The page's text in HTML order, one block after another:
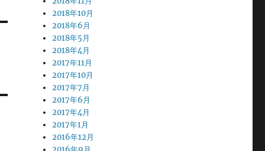
2018年10月
2018年6月
2018年5月
2018年4月
2017年11月
2017年10月
2017年7月
2017年6月
2017年4月
2017年1月
2016年12月